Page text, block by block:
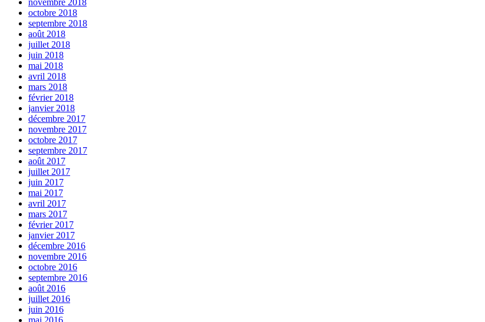
octobre 2018
septembre 2018
août 2018
juillet 2018
juin 2018
mai 2018
avril 2018
mars 2018
février 2018
janvier 2018
décembre 2017
novembre 2017
octobre 2017
septembre 2017
août 2017
juillet 2017
juin 2017
mai 2017
avril 2017
mars 2017
février 2017
janvier 2017
décembre 2016
novembre 2016
octobre 2016
septembre 2016
août 2016
juillet 2016
juin 2016
mai 2016